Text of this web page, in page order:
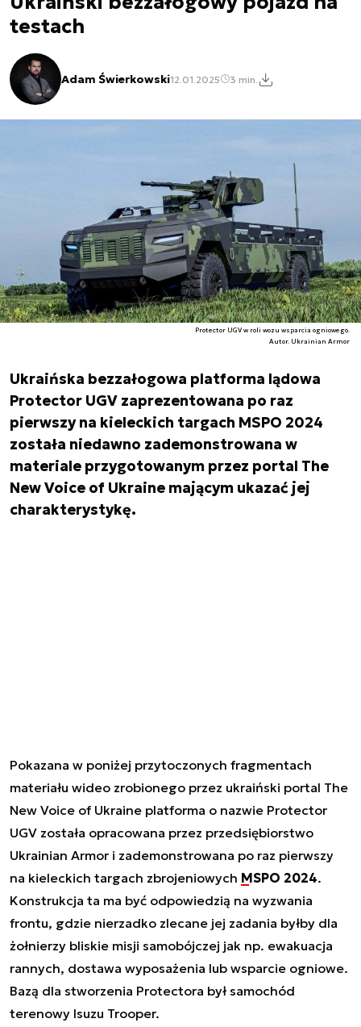
testach
Adam Świerkowski12.01.2025 3 min.
Protector UGV w roli wozu wsparcia ogniowego.
Autor. Ukrainian Armor
Ukraińska bezzałogowa platforma lądowa
Protector UGV zaprezentowana po raz
pierwszy na kieleckich targach MSPO 2024
została niedawno zademonstrowana w
materiale przygotowanym przez portal The
New Voice of Ukraine mającym ukazać jej
charakterystykę.
Pokazana w poniżej przytoczonych fragmentach
materiału wideo zrobionego przez ukraiński portal The
New Voice of Ukraine platforma o nazwie Protector
UGV została opracowana przez przedsiębiorstwo
Ukrainian Armor i zademonstrowana po raz pierwszy
na kieleckich targach zbrojeniowych MSPO 2024.
Konstrukcja ta ma być odpowiedzią na wyzwania
frontu, gdzie nierzadko zlecane jej zadania byłby dla
żołnierzy bliskie misji samobójczej jak np. ewakuacja
rannych, dostawa wyposażenia lub wsparcie ogniowe.
Bazą dla stworzenia Protectora był samochód
terenowy Isuzu Trooper.